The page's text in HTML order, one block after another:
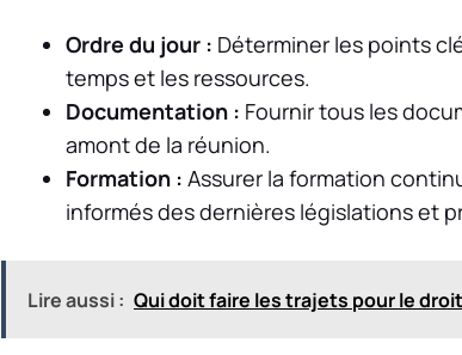
Ordre du jour : Déterminer les points
temps et les ressources.
Documentation : Fournir tous les
amont de la réunion.
Formation : Assurer la formation
informés des dernières législations et
Lire aussi : Qui doit faire les trajets pour le